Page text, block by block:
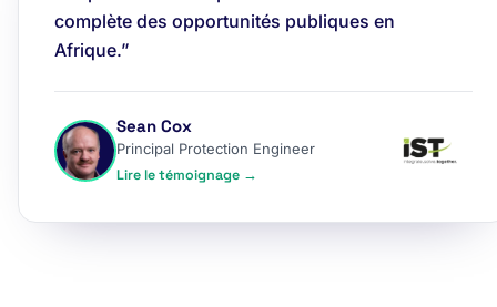
complète des opportunités publiques en
Afrique.”
Sean Cox
Principal Protection Engineer
Lire le témoignage →